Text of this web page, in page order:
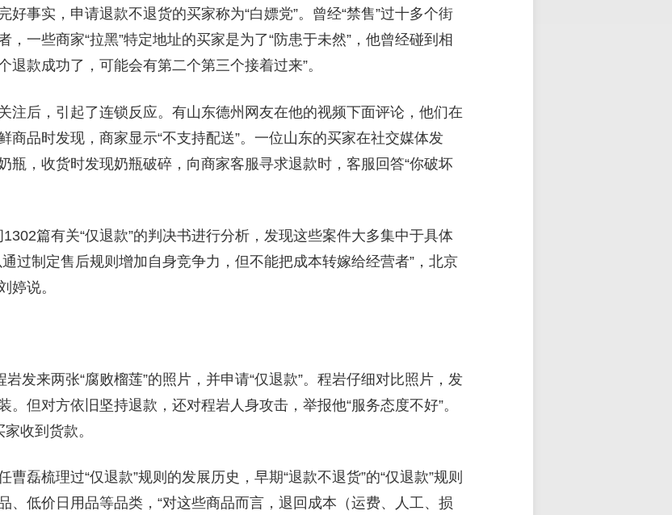
好事实，申请退款不退货的买家称为“白嫖党”。曾经“禁售”过十多个街
一些商家“拉黑”特定地址的买家是为了“防患于未然”，他曾经碰到相
退款成功了，可能会有第二个第三个接着过来”。
注后，引起了连锁反应。有山东德州网友在他的视频下面评论，他们在
商品时发现，商家显示“不支持配送”。一位山东的买家在社交媒体发
瓶，收货时发现奶瓶破碎，向商家客服寻求退款时，客服回答“你破坏
篇有关“仅退款”的判决书进行分析，发现这些案件大多集中于具体
过制定售后规则增加自身竞争力，但不能把成本转嫁给经营者”，北京
婷说。
发来两张“腐败榴莲”的照片，并申请“仅退款”。程岩仔细对比照片，发
但对方依旧坚持退款，还对程岩人身攻击，举报他“服务态度不好”。
收到货款。
曹磊梳理过“仅退款”规则的发展历史，早期“退款不退货”的“仅退款”规则
、低价日用品等品类，“对这些商品而言，退回成本（运费、人工、损